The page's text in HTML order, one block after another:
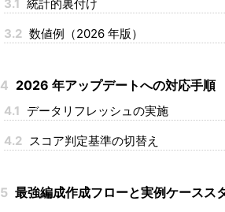
3.1 統計的裏付け
3.2 数値例（2026 年版）
4 2026 年アップデートへの対応手順
4.1 データリフレッシュの実施
4.2 スコア判定基準の切替え
5 最強編成作成フローと実例ケースス